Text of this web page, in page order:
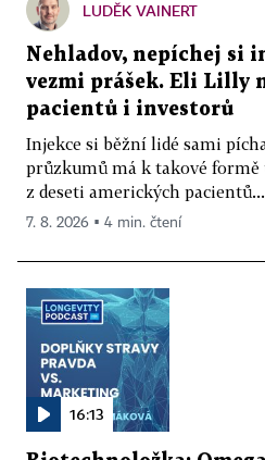
LUDĚK VAINERT
Nehladov, nepíchej si
vezmi prášek. Eli Lilly
pacientů i investorů
Injekce si běžní lidé sami
průzkumů má k takové formě
z deseti amerických
7. 8. 2026 ▪ 4 min. čtení
16:13